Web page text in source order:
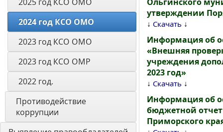
2024 год КСО ОМО
2023 год КСО ОМО
2023 год КСО ОМР
2022 год.
Противодействие
коррупции
утверждении
↓ Скачать ↓
Информация об
«Внешняя
учреждения
2023 год»
↓ Скачать ↓
Информация об
бюджетной
Приморского